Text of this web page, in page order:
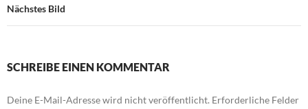
Nächstes Bild
SCHREIBE EINEN KOMMENTAR
Deine E-Mail-Adresse wird nicht veröffentlicht. Erforderliche Felder